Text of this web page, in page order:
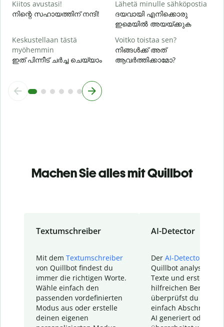
Kiitos avustasi!
നിന്റെ സഹായത്തിന് നന്ദി!
Lähetä minulle sähköpostia
ദയവായി എനിക്കൊരു
ഇമെയിൽ അയയ്ക്കുക
Keskustellaan tästä
myöhemmin
ഇത് പിന്നീട് ചർച്ച ചെയ്യാം
Voitko toistaa sen?
നിങ്ങൾക്ക് അത്
ആവർത്തിക്കാമോ?
Machen Sie alles mit Quillbot
Textumschreiber
Mit dem Textumschreiber
von Quillbot findest du
immer die richtigen Worte.
Wähle einfach den
passenden vordefinierten
Modus aus oder erstelle
deinen eigenen
AI-Detector
Der AI-Detector
Quillbot analysiert
Texte und erstellt
hilfreichen Bericht.
überprüfst du
einfach Abschnitte,
AI generiert oder